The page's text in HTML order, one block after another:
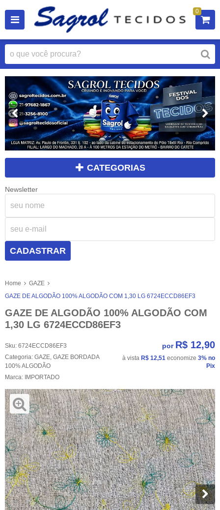
0
CATEGORIAS
Newsletter
CADASTRAR
Home
GAZE
GAZE DE ALGODÃO 100% ALGODÃO COM 1,30 LG 6724ECCD86EF3
GAZE DE ALGODÃO 100% ALGODÃO COM
1,30 LG 6724ECCD86EF3
Sku: 6724ECCD86EF3
Categoria: GAZE, GAZE BORDADA
100% ALGODÃO
Marca: IMPORTADO
por R$ 12,90
à vista R$ 12,51 economize 3% no
Pix